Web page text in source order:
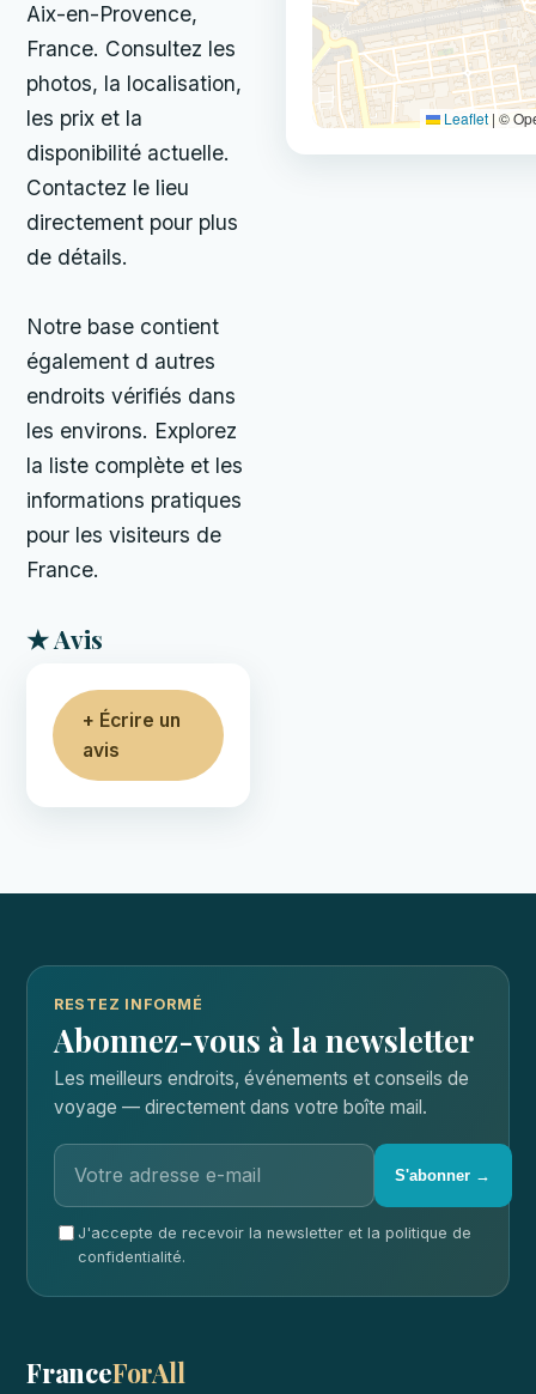
Aix-en-Provence,
France. Consultez les
photos, la localisation,
les prix et la
disponibilité actuelle.
Contactez le lieu
directement pour plus
de détails.
Notre base contient
également d autres
endroits vérifiés dans
les environs. Explorez
la liste complète et les
informations pratiques
pour les visiteurs de
France.
★ Avis
+ Écrire un
avis
Leaflet | ©
RESTEZ INFORMÉ
Abonnez-vous à la newsletter
Les meilleurs endroits, événements et conseils de
voyage — directement dans votre boîte mail.
S'abonner →
J'accepte de recevoir la newsletter et la politique de
confidentialité.
FranceForAll